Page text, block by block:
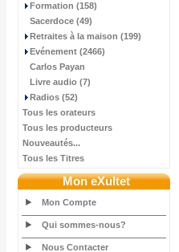
Formation (158)
Sacerdoce (49)
Retraites à la maison (199)
Evénement (2466)
Carlos Payan
Livre audio (7)
Radios (52)
Tous les orateurs
Tous les producteurs
Nouveautés...
Tous les Titres
Mon eXultet
Mon Compte
Qui sommes-nous?
Nous Contacter